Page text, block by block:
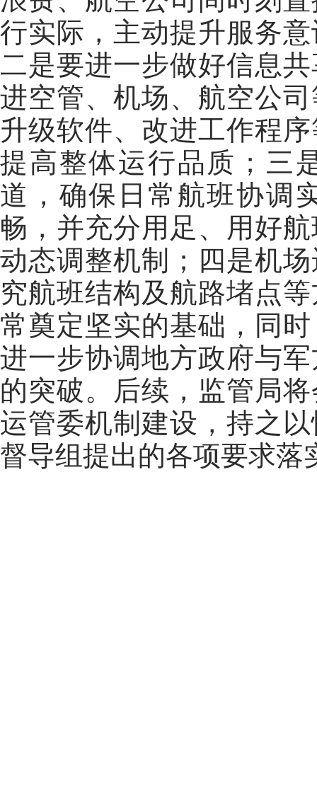
行实际，主动提升服务
二是要进一步做好信息
进空管、机场、航空公
升级软件、改进工作程
提高整体运行品质；三
道，确保日常航班协调
畅，并充分用足、用好
动态调整机制；四是机
究航班结构及航路堵点
常奠定坚实的基础，同
进一步协调地方政府与
的突破。后续，监管局
运管委机制建设，持之
督导组提出的各项要求落